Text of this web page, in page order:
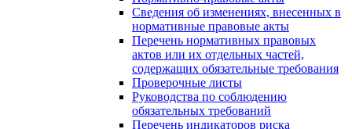
Сведения об изменениях, внесенных в
нормативные правовые акты
Перечень нормативных правовых
актов или их отдельных частей,
содержащих обязательные требования
Проверочные листы
Руководства по соблюдению
обязательных требований
Перечень индикаторов риска